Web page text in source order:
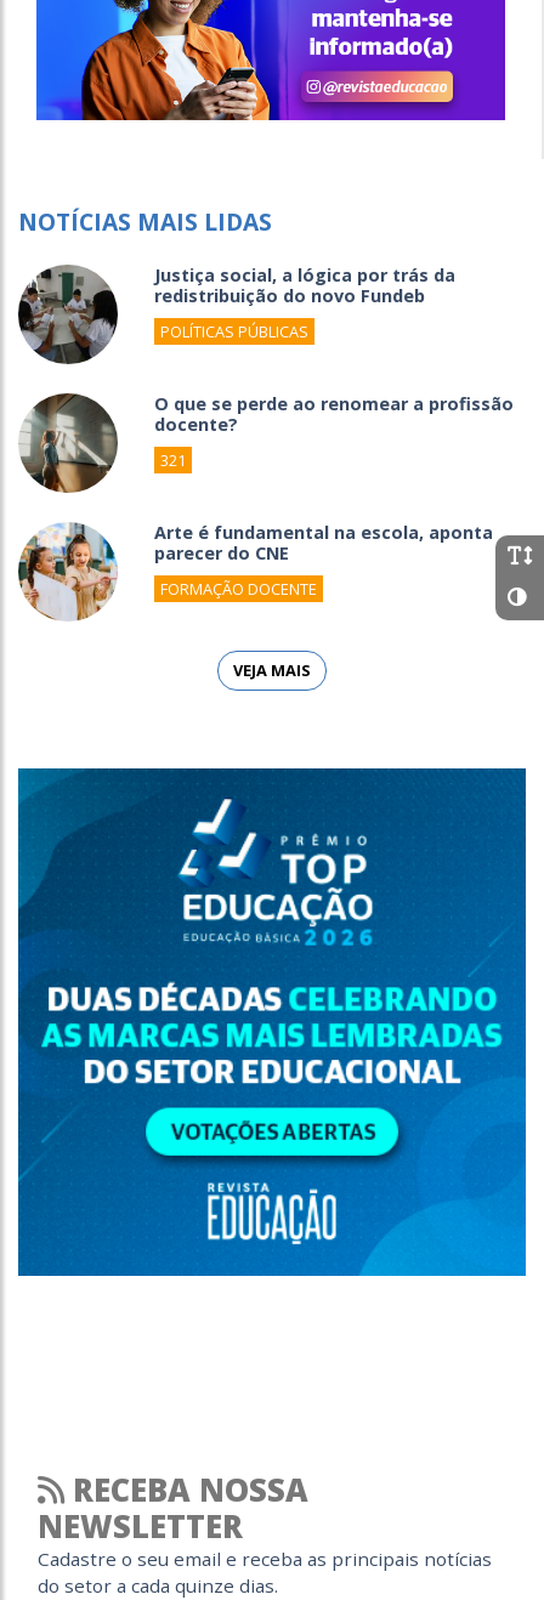
NOTÍCIAS MAIS LIDAS
Justiça social, a lógica por trás da
redistribuição do novo Fundeb
POLÍTICAS PÚBLICAS
O que se perde ao renomear a profissão
docente?
321
Arte é fundamental na escola, aponta
parecer do CNE
FORMAÇÃO DOCENTE
VEJA MAIS
RECEBA NOSSA
NEWSLETTER
Cadastre o seu email e receba as principais notícias
do setor a cada quinze dias.